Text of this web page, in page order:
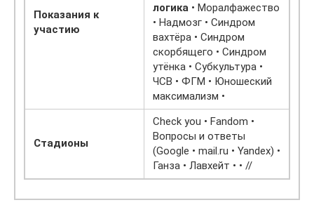
Показания к
участию
логика • Моралфажество
• Надмозг • Синдром
вахтёра • Синдром
скорбящего • Синдром
утёнка • Субкультура •
ЧСВ • ФГМ • Юношеский
максимализм •
Стадионы
Check you • Fandom •
Вопросы и ответы
(Google • mail.ru • Yandex) •
Ганза • Лавхейт • • //